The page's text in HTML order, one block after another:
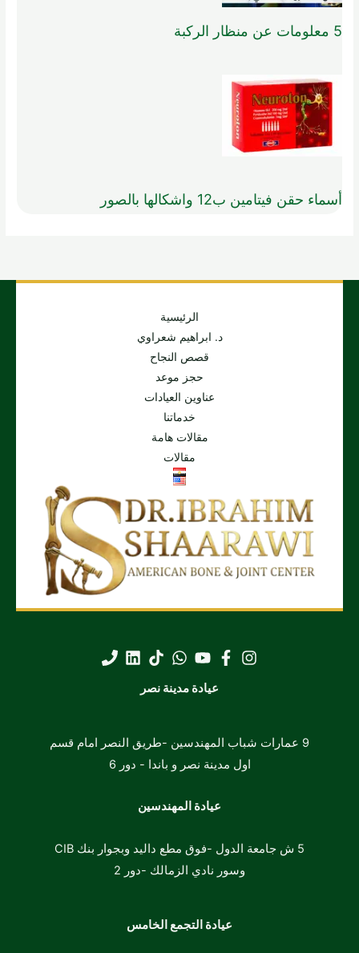
5 معلومات عن منظار الركبة
أسماء حقن فيتامين ب12 واشكالها بالصور
الرئيسية
د. ابراهيم شعراوي
قصص النجاح
حجز موعد
عناوين العيادات
خدماتنا
مقالات هامة
مقالات
عيادة مدينة نصر
9 عمارات شباب المهندسين -طريق النصر امام قسم
اول مدينة نصر و باندا - دور 6
عيادة المهندسين
5 ش جامعة الدول -فوق مطع داليد وبجوار بنك CIB
وسور نادي الزمالك -دور 2
عيادة التجمع الخامس